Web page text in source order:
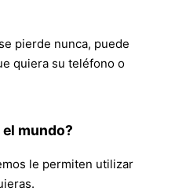
pierde nunca, puede
quiera su teléfono o
mundo?
le permiten utilizar